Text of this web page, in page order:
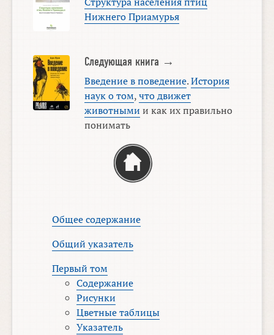
Нижнего Приамурья
Следующая книга →
Введение в поведение.История
наук о том,что движет
животными и как их правильно
понимать
Общее содержание
Общий указатель
Первый том
Содержание
Рисунки
Цветные таблицы
Указатель